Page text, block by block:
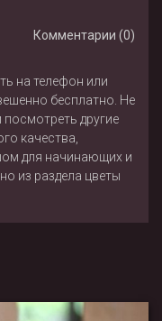
Комментарии (0)
на телефон или
бесплатно. Не
другие
качества,
для начинающих и
из раздела цветы